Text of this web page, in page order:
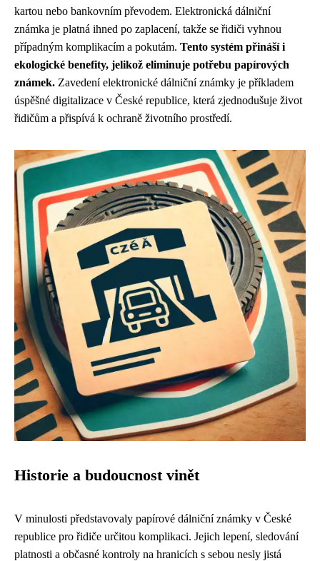
kartou nebo bankovním převodem. Elektronická dálniční
známka je platná ihned po zaplacení, takže se řidiči vyhnou
případným komplikacím a pokutám. Tento systém přináší i
ekologické benefity, jelikož eliminuje potřebu papírových
známek. Zavedení elektronické dálniční známky je příkladem
úspěšné digitalizace v České republice, která zjednodušuje život
řidičům a přispívá k ochraně životního prostředí.
Historie a budoucnost vinět
V minulosti představovaly papírové dálniční známky v České
republice pro řidiče určitou komplikaci. Jejich lepení, sledování
platnosti a občasné kontroly na hranicích s sebou nesly jistá